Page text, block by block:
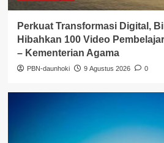
Perkuat Transformasi Digital,
Hibahkan 100 Video
– Kementerian Agama
PBN-daunhoki 9 Agustus 2026 0